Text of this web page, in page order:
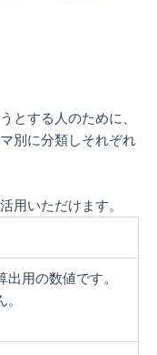
とする人のために、
別に分類しそれぞれ
用いただけます。
用の数値です。